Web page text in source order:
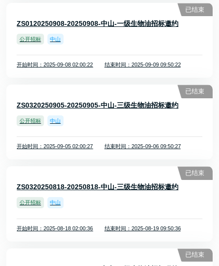
ZS0120250908-20250908-中山-一级生物油招标邀约
公开招标 中山
开始时间：2025-09-08 02:00:22 结束时间：2025-09-09 09:50:22
已结束
ZS0320250905-20250905-中山-三级生物油招标邀约
公开招标 中山
开始时间：2025-09-05 02:00:27 结束时间：2025-09-06 09:50:27
已结束
ZS0320250818-20250818-中山-三级生物油招标邀约
公开招标 中山
开始时间：2025-08-18 02:00:36 结束时间：2025-08-19 09:50:36
已结束
已结束